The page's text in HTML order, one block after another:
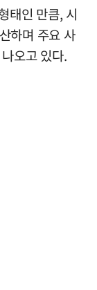
태인 만큼, 시
하며 주요 사
오고 있다.